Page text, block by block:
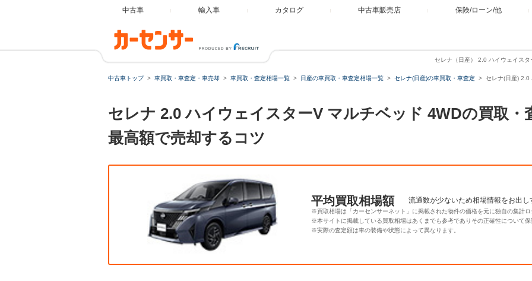
中古車 輸入車 カタログ 中古車販売店 保険/ローン/他
セレナ（日産） 2.0 ハイウェイス
中古車トップ 車買取・車査定・車売却 車買取・査定相場一覧 日産の車買取・車査定相場一覧 セレナ(日産)の車買取・車査定 セレナ(日産) 2.0
セレナ 2.0 ハイウェイスターV マルチベッド 4WDの買取・
最高額で売却するコツ
平均買取相場額 流通数が少ないため相場情報をお出
※買取相場は「カーセンサーネット」に掲載された物件の価格を元に独自の集計
※本サイトに掲載している買取相場はあくまでも参考でありその正確性について
※実際の査定額は車の装備や状態によって異なります。